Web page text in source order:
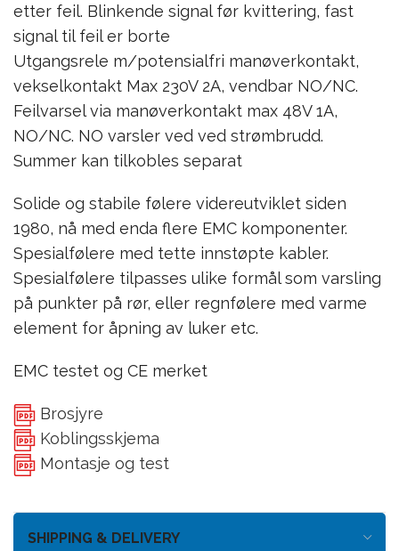
etter feil. Blinkende signal før kvittering, fast
signal til feil er borte
Utgangsrele m/potensialfri manøverkontakt,
vekselkontakt Max 230V 2A, vendbar NO/NC.
Feilvarsel via manøverkontakt max 48V 1A,
NO/NC. NO varsler ved ved strømbrudd.
Summer kan tilkobles separat
Solide og stabile følere videreutviklet siden
1980, nå med enda flere EMC komponenter.
Spesialfølere med tette innstøpte kabler.
Spesialfølere tilpasses ulike formål som varsling
på punkter på rør, eller regnfølere med varme
element for åpning av luker etc.
EMC testet og CE merket
Brosjyre
Koblingsskjema
Montasje og test
SHIPPING & DELIVERY